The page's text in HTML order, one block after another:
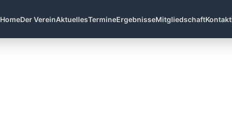
HomeDer VereinAktuellesTermineErgebnisseMitgliedschaftKontakt